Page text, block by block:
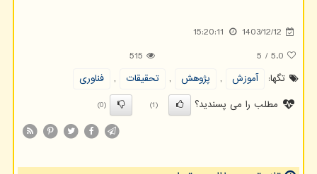
1403/12/12
15:20:11
5.0
/
5
515
تگها:
آموزش , پژوهش , تحقیقات ,
فناوری
مطلب را می پسندید؟
(1)
(0)